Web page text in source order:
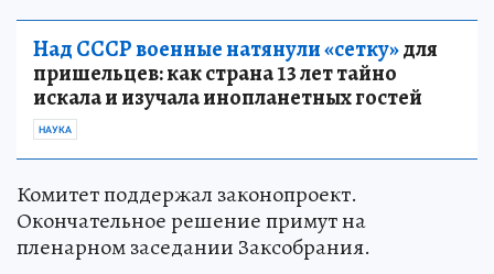
Над СССР военные натянули «сетку»для
пришельцев: как страна 13 лет тайно
искала и изучала инопланетных гостей
НАУКА
Комитет поддержал законопроект.
Окончательное решение примут на
пленарном заседании Заксобрания.